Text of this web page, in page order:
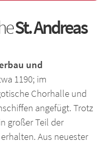
St. Andreas
und
1190; im
Chorhalle und
angefügt. Trotz
großer Teil der
Aus neuester